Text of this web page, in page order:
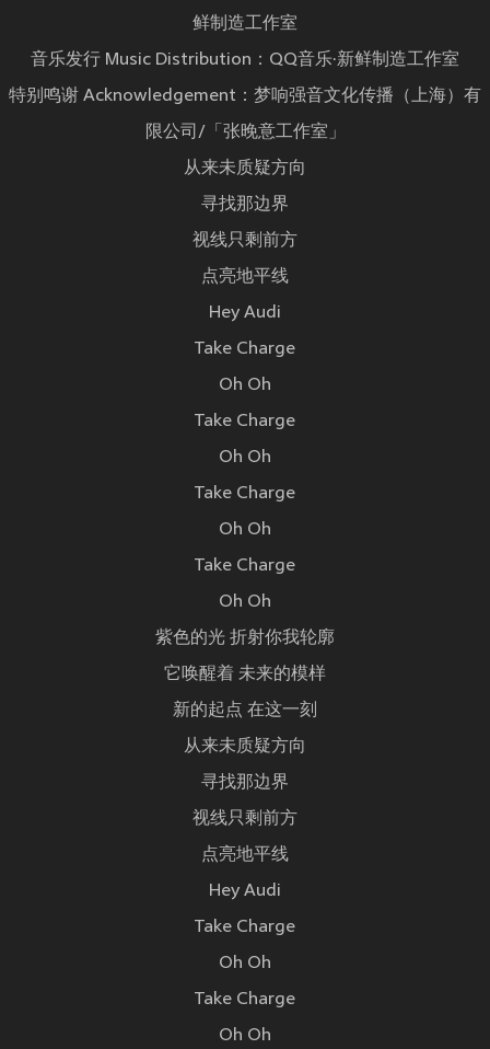
鲜制造工作室
音乐发行 Music Distribution：QQ音乐·新鲜制造工作室
特别鸣谢 Acknowledgement：梦响强音文化传播（上海）有
限公司/「张晚意工作室」
从来未质疑方向
寻找那边界
视线只剩前方
点亮地平线
Hey Audi
Take Charge
Oh Oh
Take Charge
Oh Oh
Take Charge
Oh Oh
Take Charge
Oh Oh
紫色的光 折射你我轮廓
它唤醒着 未来的模样
新的起点 在这一刻
从来未质疑方向
寻找那边界
视线只剩前方
点亮地平线
Hey Audi
Take Charge
Oh Oh
Take Charge
Oh Oh